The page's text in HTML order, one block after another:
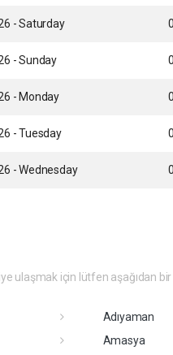
- Saturday
- Sunday
- Monday
- Tuesday
- Wednesday
ulaşmak için lütfen aşağıdan
Adıyaman
Amasya